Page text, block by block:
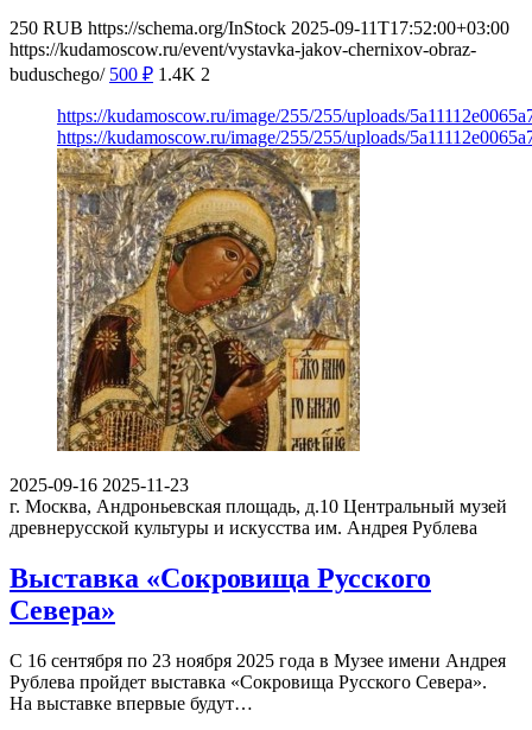
250 RUB https://schema.org/InStock 2025-09-11T17:52:00+03:00
https://kudamoscow.ru/event/vystavka-jakov-chernixov-obraz-
buduschego/ 500 ₽ 1.4K 2
https://kudamoscow.ru/image/255/255/uploads/
https://kudamoscow.ru/image/255/255/uploads/
2025-09-16 2025-11-23
г. Москва, Андроньевская площадь, д.10 Центральный музей
древнерусской культуры и искусства им. Андрея Рублева
Выставка «Сокровища Русского
Севера»
С 16 сентября по 23 ноября 2025 года в Музее имени Андрея
Рублева пройдет выставка «Сокровища Русского Севера».
На выставке впервые будут…